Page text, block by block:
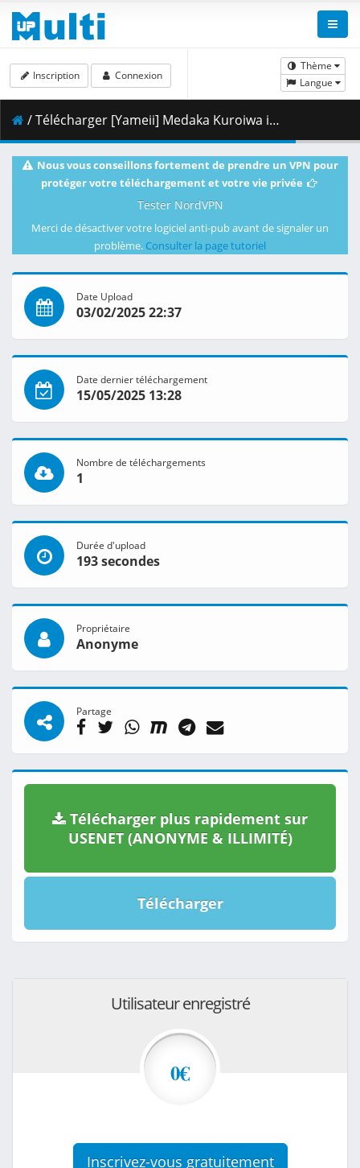
Thème
Langue
Inscription Connexion
/ Télécharger [Yameii] Medaka Kuroiwa is Impervious to My Charms - S01E03 [English Dub] [CR WEB-DL 1080p] [EAB15FA1].mkv.001 ( 461.64 MB )
Nous vous conseillons fortement de prendre un VPN pour
protéger votre téléchargement et votre vie privée
Tester NordVPN
Merci de désactiver votre logiciel anti-pub avant de signaler un
problème. Consulter la page tutoriel
Date Upload
03/02/2025 22:37
Date dernier téléchargement
15/05/2025 13:28
Nombre de téléchargements
1
Durée d'upload
193 secondes
Propriétaire
Anonyme
Partage
Télécharger plus rapidement sur
USENET (ANONYME & ILLIMITÉ)
Télécharger
Utilisateur enregistré
0€
Inscrivez-vous gratuitement